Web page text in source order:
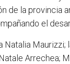
de la provincia
el
Maurizzi;
Arrechea;